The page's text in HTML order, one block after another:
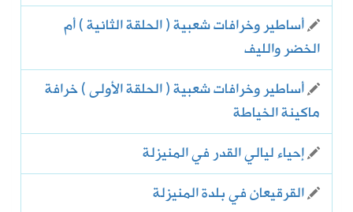
أساطير وخرافات شعبية ( الحلقة الثانية ) أم
الخضر والليف
أساطير وخرافات شعبية ( الحلقة الأولى ) خرافة
ماكينة الخياطة
إحياء ليالي القدر في المنيزلة
القرقيعان في بلدة المنيزلة